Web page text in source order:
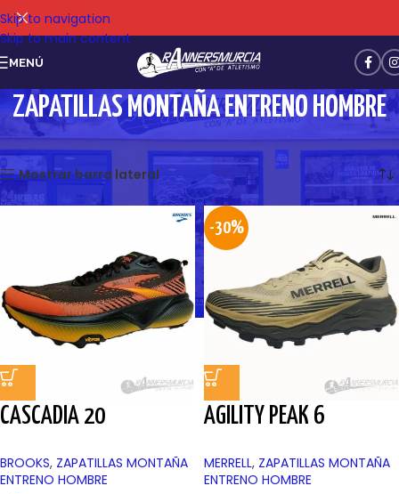
Skip to navigation
Skip to main content
MENÚ
ZAPATILLAS MONTAÑA ENTRENO HOMBRE
Mostrando 13–24 de 30 resultados
Mostrar barra lateral
CASCADIA 20
BROOKS, ZAPATILLAS MONTAÑA
ENTRENO HOMBRE
-30%
AGILITY PEAK 6
MERRELL, ZAPATILLAS MONTAÑA
ENTRENO HOMBRE